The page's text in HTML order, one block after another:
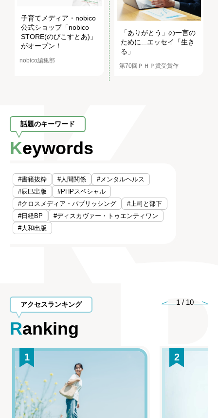
子育てメディア・nobico
公式ショップ「nobico
STORE(のびこすとあ)」
がオープン！
nobico編集部
「ありがとう」の一言の
ために...エッセイ「生き
る」
第70回ＰＨＰ賞受賞作
話題のキーワード
Keywords
#書籍抜粋 #人間関係
#メンタルヘルス
#辰巳出版
#PHPスペシャル
#クロスメディア・パブリッシング
#上司と部下
#日経BP
#ディスカヴァー・トゥエンティワン
#大和出版
アクセスランキング
Ranking
1 / 10
1 2